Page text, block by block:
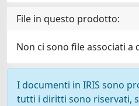
File in questo prodotto:
Non ci sono file associati
I documenti in IRIS sono
tutti i diritti sono riservati,